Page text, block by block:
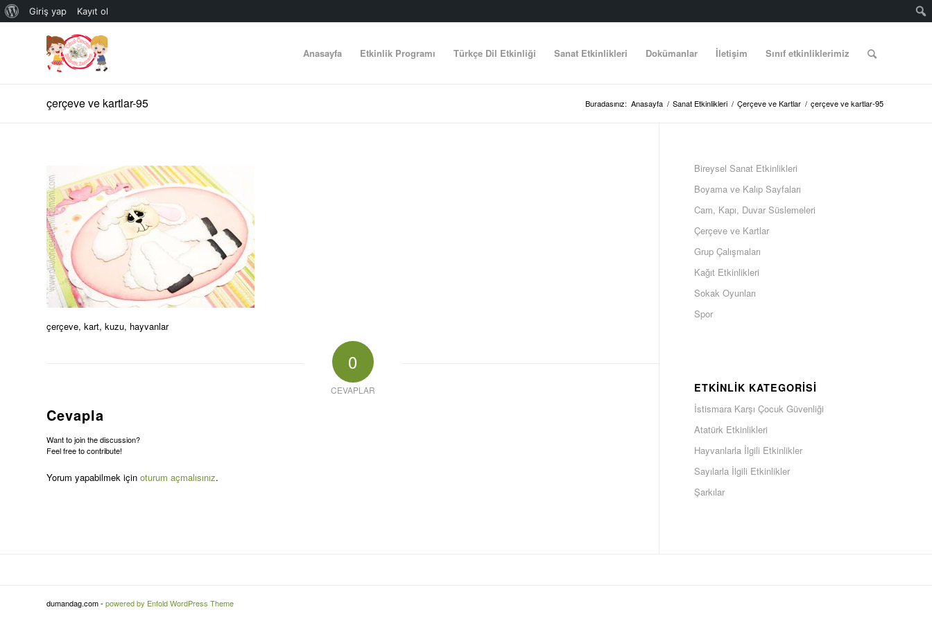
WordPress
Giriş yap Kayıt ol
Anasayfa Etkinlik Programı Türkçe Dil Etkinliği Sanat Etkinlikleri Dokümanlar İletişim Sınıf etkinliklerimiz
çerçeve ve kartlar-95 Buradasınız: Anasayfa / Sanat Etkinlikleri / Çerçeve ve Kartlar / çerçeve ve kartlar-95
çerçeve, kart, kuzu, hayvanlar
0
CEVAPLAR
Cevapla
Want to join the discussion?
Feel free to contribute!
Yorum yapabilmek için oturum açmalısınız.
Bireysel Sanat Etkinlikleri
Boyama ve Kalıp Sayfaları
Cam, Kapı, Duvar Süslemeleri
Çerçeve ve Kartlar
Grup Çalışmaları
Kağıt Etkinlikleri
Sokak Oyunları
Spor
ETKINLIK KATEGORISI
İstismara Karşı Çocuk Güvenliği
Atatürk Etkinlikleri
Hayvanlarla İlgili Etkinlikler
Sayılarla İlgili Etkinlikler
Şarkılar
dumandag.com - powered by Enfold WordPress Theme